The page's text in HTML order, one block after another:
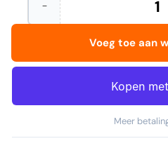
−Aantal
verminderen
Documentenhouder
Hoeveelheid
Voeg toe aan
Meer